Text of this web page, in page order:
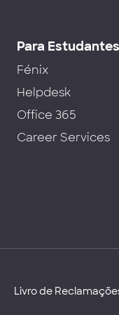
Para
Fénix
Helpdesk
Office 365
Career Services
Livro de